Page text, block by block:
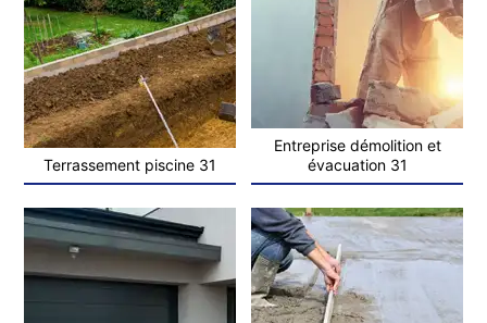
Terrassement piscine 31
Entreprise démolition et
évacuation 31